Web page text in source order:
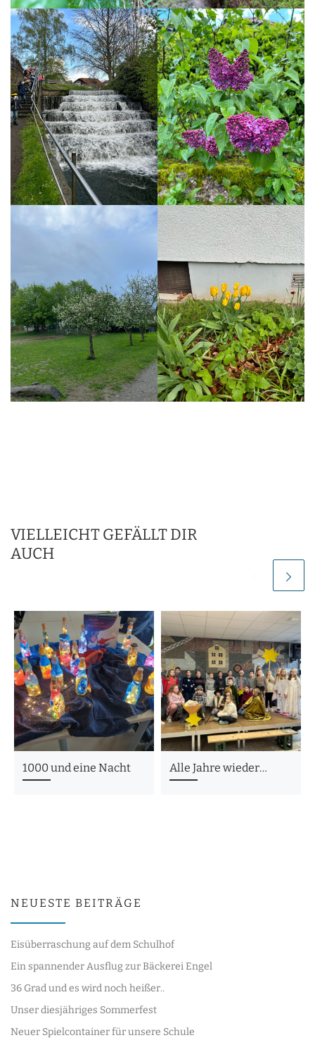
VIELLEICHT GEFÄLLT DIR
AUCH
1000 und eine Nacht Alle Jahre wieder…
NEUESTE BEITRÄGE
Eisüberraschung auf dem Schulhof
Ein spannender Ausflug zur Bäckerei Engel
36 Grad und es wird noch heißer..
Unser diesjähriges Sommerfest
Neuer Spielcontainer für unsere Schule